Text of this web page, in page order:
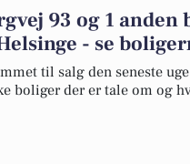
93 og 1
- se
til salg den seneste
boliger der er tale om og